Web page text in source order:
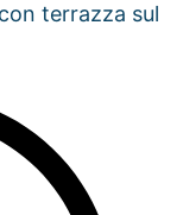
terrazza sul